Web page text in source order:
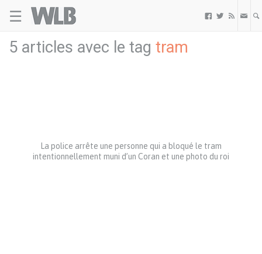
☰   
5 articles avec le tag tram
La police arrête une personne qui a bloqué le tram
intentionnellement muni d’un Coran et une photo du roi